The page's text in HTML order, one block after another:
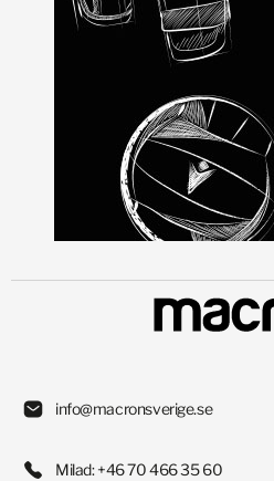
info@macronsverige.se
Milad: +46 70 466 35 60